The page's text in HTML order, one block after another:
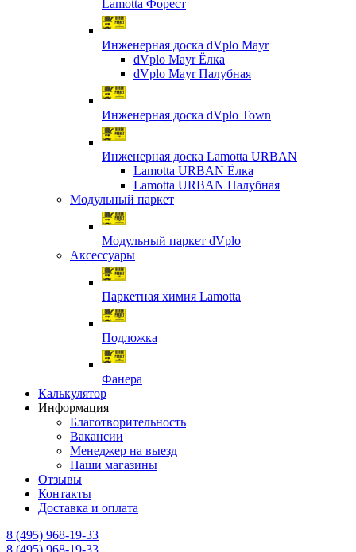
Lamotta Форест
Инженерная доска dVplo Mayr
dVplo Mayr Ёлка
dVplo Mayr Палубная
Инженерная доска dVplo Town
Инженерная доска Lamotta URBAN
Lamotta URBAN Ёлка
Lamotta URBAN Палубная
Модульный паркет
Модульный паркет dVplo
Аксессуары
Паркетная химия Lamotta
Подложка
Фанера
Калькулятор
Информация
Благотворительность
Вакансии
Менеджер на выезд
Наши магазины
Отзывы
Контакты
Доставка и оплата
8 (495) 968-19-33
8 (495) 968-19-33